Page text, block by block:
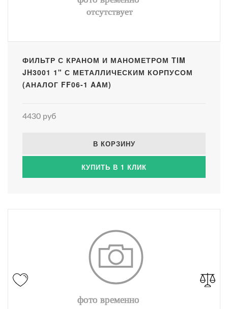
ФИЛЬТР С КРАНОМ И МАНОМЕТРОМ TIM
JH3001 1" С МЕТАЛЛИЧЕСКИМ КОРПУСОМ
(АНАЛОГ FF06-1 AAМ)
4430 руб
В КОРЗИНУ
КУПИТЬ В 1 КЛИК